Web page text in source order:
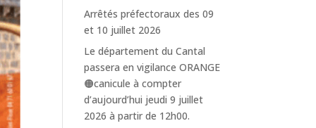
Arrêtés préfectoraux des 09
et 10 juillet 2026
Le département du Cantal
passera en vigilance ORANGE
🟠canicule à compter
d’aujourd’hui jeudi 9 juillet
2026 à partir de 12h00.